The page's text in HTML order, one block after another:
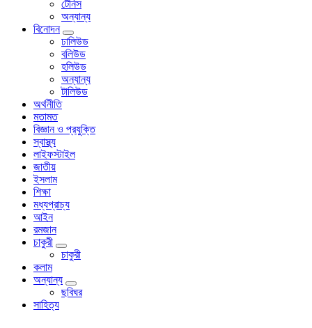
টেনিস
অন্যান্য
বিনোদন
ঢালিউড
বলিউড
হলিউড
অন্যান্য
টালিউড
অর্থনীতি
মতামত
বিজ্ঞান ও প্রযুক্তি
স্বাস্থ্য
লাইফস্টাইল
জাতীয়
ইসলাম
শিক্ষা
মধ্যপ্রাচ্য
আইন
রমজান
চাকুরী
চাকুরী
কলাম
অন্যান্য
ছবিঘর
সাহিত্য